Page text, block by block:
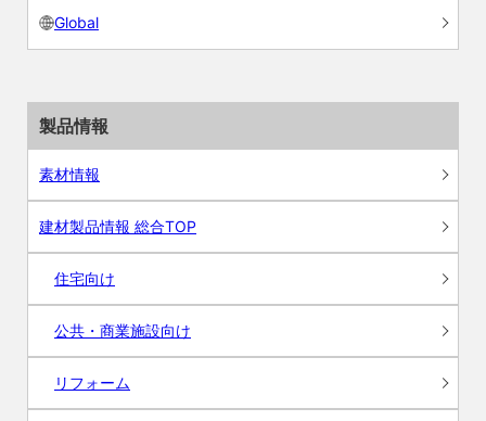
Global
製品情報
素材情報
建材製品情報 総合TOP
住宅向け
公共・商業施設向け
リフォーム